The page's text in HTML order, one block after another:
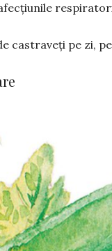
castraveți pe zi,